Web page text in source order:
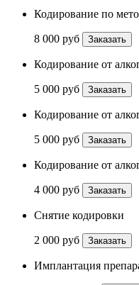
Кодирование по
8 000 руб Заказать
Кодирование от
5 000 руб Заказать
Кодирование от
5 000 руб Заказать
Кодирование от
4 000 руб Заказать
Снятие кодировки
2 000 руб Заказать
Имплантация